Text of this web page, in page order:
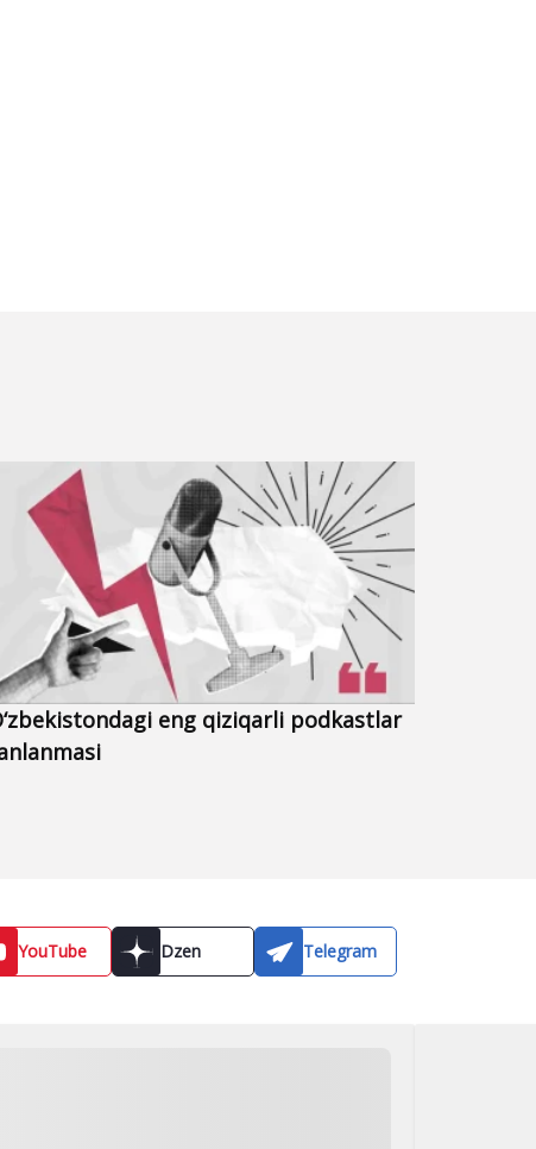
O‘zbekistondagi eng qiziqarli podkastlar
tanlanmasi
YouTube